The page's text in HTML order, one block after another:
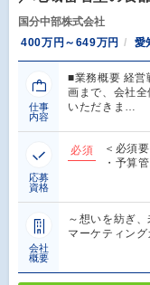
国分中部株式会社
400万円～649万円
愛
仕事
内容
■業務概要 経営
画まで、会社
いただきま…
応募
資格
必須
＜必須
・予算
会社
概要
～想いを紡ぎ
マーケティン